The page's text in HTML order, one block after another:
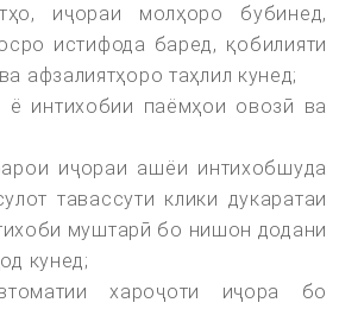
иҷораи молҳоро бубинед,
истифода баред, қобилияти
афзалиятҳоро таҳлил кунед;
интихобии паёмҳои овозӣ ва
иҷораи ашёи интихобшуда
тавассути клики дукаратаи
муштарӣ бо нишон додани
кунед;
хароҷоти иҷора бо